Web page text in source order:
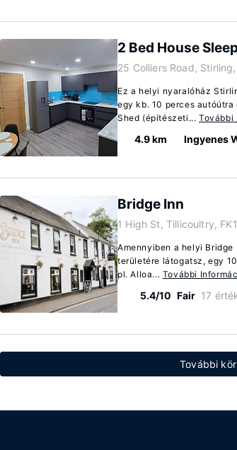
2 Bed House
25 Colliers Road,
Ez a helyi nyaralóház
egy kb. 10 perces
Shed (építészeti... További
4.9 km Ingyenes
Bridge Inn
1 High St, Tillicoultry,
Amennyiben a helyi
területére látogatsz, egy
pl. Alloa... További
5.4/10 Fair 17
További